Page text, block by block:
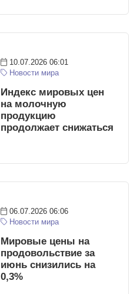
10.07.2026 06:01
Новости мира
Индекс мировых цен
на молочную
продукцию
продолжает снижаться
06.07.2026 06:06
Новости мира
Мировые цены на
продовольствие за
июнь снизились на
0,3%